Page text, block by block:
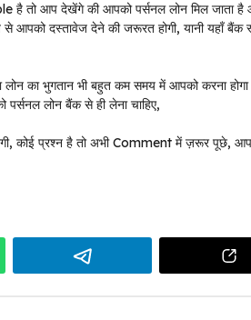
तो आप देखेंगे की आपको पर्सनल लोन मिल जाता है
दस्तावेज देने की जरूरत होगी, यानी यहाँ बैंक
का भुगतान भी बहुत कम समय में आपको करना
पर्सनल लोन बैंक से ही लेना चाहिए,
कोई प्रश्न है तो अभी Comment में ज़रूर पूछे,